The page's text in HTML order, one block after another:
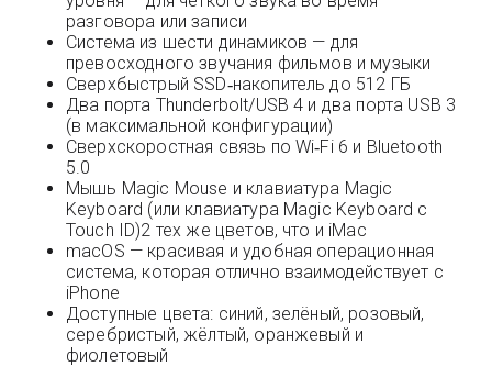
разговора или записи
Система из шести динамиков — для
превосходного звучания фильмов и музыки
Сверхбыстрый SSD‑накопитель до 512 ГБ
Два порта Thunderbolt/USB 4 и два порта USB 3
(в максимальной конфигурации)
Сверхскоростная связь по Wi‑Fi 6 и Bluetooth
5.0
Мышь Magic Mouse и клавиатура Magic
Keyboard (или клавиатура Magic Keyboard с
Touch ID)2 тех же цветов, что и iMac
macOS — красивая и удобная операционная
система, которая отлично взаимодействует с
iPhone
Доступные цвета: синий, зелёный, розовый,
серебристый, жёлтый, оранжевый и
фиолетовый